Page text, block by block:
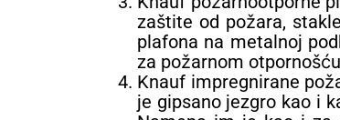
zaštite od požara,
plafona na metalnoj
za požarnom
Knauf impregnirane
je gipsano jezgro kao i